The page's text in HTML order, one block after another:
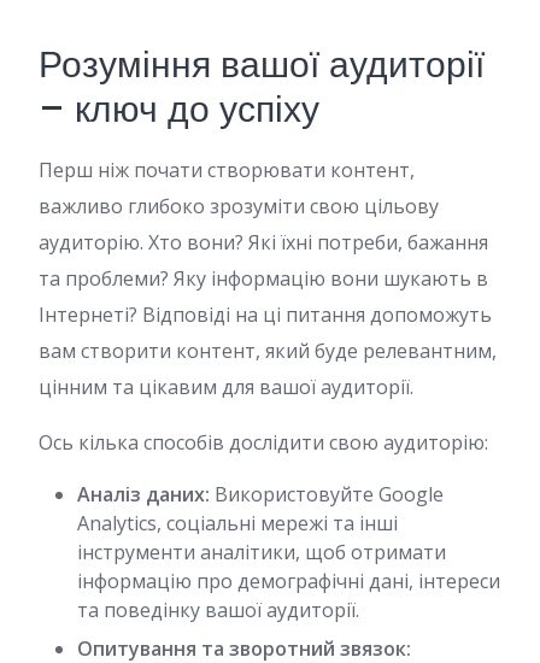
Розуміння вашої аудиторії
– ключ до успіху
Перш ніж почати створювати контент,
важливо глибоко зрозуміти свою цільову
аудиторію. Хто вони? Які їхні потреби, бажання
та проблеми? Яку інформацію вони шукають в
Інтернеті? Відповіді на ці питання допоможуть
вам створити контент, який буде релевантним,
цінним та цікавим для вашої аудиторії.
Ось кілька способів дослідити свою аудиторію:
Аналіз даних: Використовуйте Google
Analytics, соціальні мережі та інші
інструменти аналітики, щоб отримати
інформацію про демографічні дані, інтереси
та поведінку вашої аудиторії.
Опитування та зворотний звязок: